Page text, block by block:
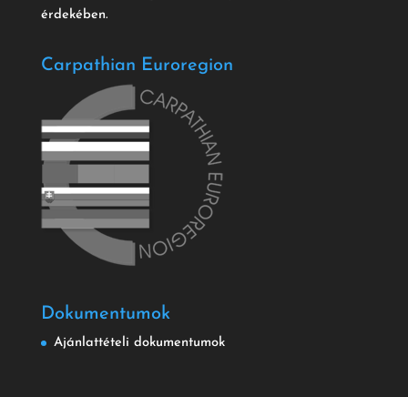
érdekében.
Carpathian Euroregion
Dokumentumok
Ajánlattételi dokumentumok